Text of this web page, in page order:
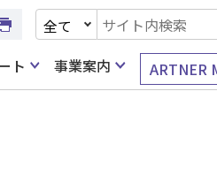
文書種別を選択
検索キーワード入
ト 事業案内 ARTNER